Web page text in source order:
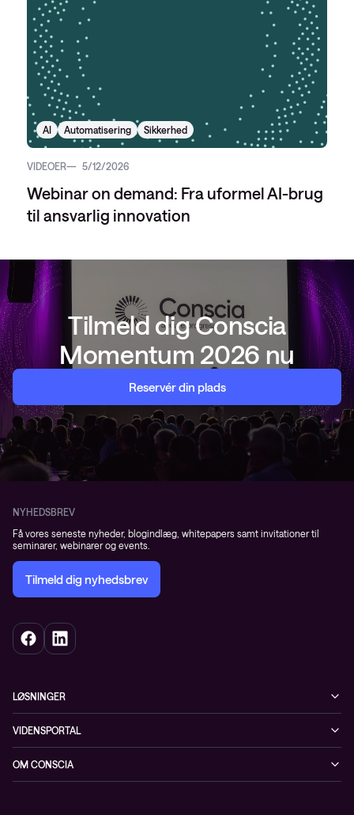
AI Automatisering Sikkerhed
VIDEOER 5/12/2026
Webinar on demand: Fra uformel AI-brug
til ansvarlig innovation
Tilmeld dig Conscia
Momentum 2026 nu
Reservér din plads
NYHEDSBREV
Få vores seneste nyheder, blogindlæg, whitepapers samt invitationer til
seminarer, webinarer og events.
Tilmeld dig nyhedsbrev
LØSNINGER
Netværk
Datacenter & Cloud
VIDENSPORTAL
Events
OM CONSCIA